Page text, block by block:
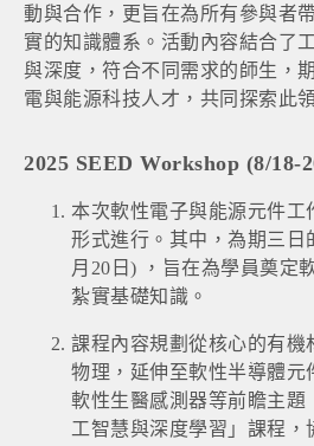
動與合作，更旨在為所有參與者
實的知識體系。活動內容結合了
與深度，符合不同需求的師生，
電與能源科技人才，共同探索此
2025 SEED Workshop (8/18-
本次軟性電子與能源元件工
形式進行。其中，為期三日
月20日) ，旨在為學員奠定
紮實基礎知識。
課程內容規劃從核心的有機
物理，延伸至軟性半導體元
軟性生醫感測器等前瞻主題
工智慧與深度學習」課程，